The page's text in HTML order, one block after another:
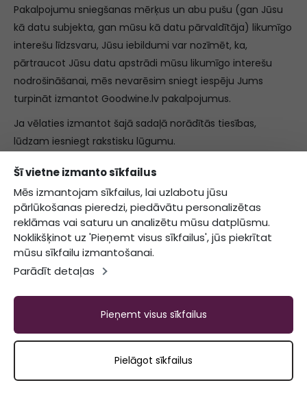
Pakalpojumu sniegšanas mērķus un abu pušu (gan Jūsu
kā datu subjekta, gan mūsu kā datu pārvaldītāja) likumīgo
interešu līdzsvaru, Jūsu iebildumi var nozīmēt, ka,
pārtraucot Jūsu datu apstrādi mūsu likumīgo interešu
nodrošināšanai, mēs nevarēsim sniegt iespēju Jums
turpināt izmantot Goodwine.lv pakalpojumus.
Ja vēlaties izmantot šajā sadaļā norādītās tiesības,
lūdzam iesniegt rakstisku lūgumu.
LŪGUMU
IZSTATĪŠANAS
KĀRTĪBA
Lai aizsargātu mūsu pircēju datus no nelikumīgas
sniegšanu vai citu Jūsu tiesību īstenošanu, būs
lūgt Jūs norādīt Jūsu reģistrācijas anketā minētos
aktuālos anketas datus (piem., vārdu, e-pasta adresi vai
tālruņa numuru), pēc tam salīdzināsim, vai Jūsu norādītie
Šī vietne izmanto sīkfailus
Mēs izmantojam sīkfailus, lai uzlabotu jūsu
pārlūkošanas pieredzi, piedāvātu personalizētas
reklāmas vai saturu un analizētu mūsu datplūsmu.
Noklikšķinot uz 'Pieņemt visus sīkfailus', jūs piekrītat
mūsu sīkfailu izmantošanai.
Parādīt detaļas
Pieņemt visus sīkfailus
Pielāgot sīkfailus